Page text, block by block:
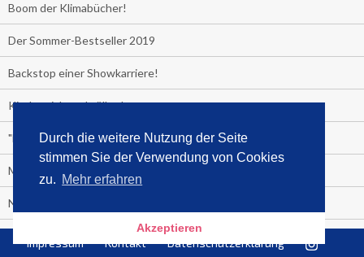
Durch die weitere Nutzung der Seite
stimmen Sie der Verwendung von Cookies
zu. Mehr erfahren
Akzeptieren
Boom der Klimabücher!
Der Sommer-Bestseller 2019
Backstop einer Showkarriere!
Kinder nicht anbrüllen!
"Das Leben fickt am härtesten"
Media Control exklusiv:
Negativzins
Heute ist Tag des Malbuchs
Impressum Kontakt Datenschutzerklärung